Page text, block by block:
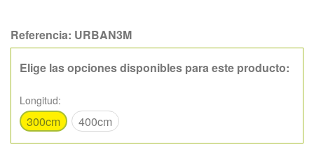
Referencia: URBAN3M
Elige las opciones disponibles para este producto:
Longitud:
300cm 400cm